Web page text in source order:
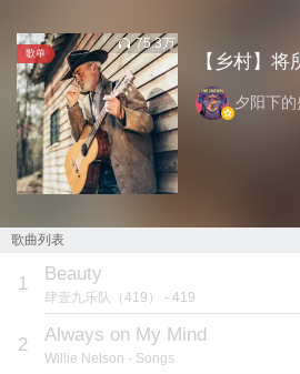
歌单
75.3万
【乡村】
夕阳下的
歌曲列表
1 Beauty
肆壹九乐队（419） - 419
2 Always on My Mind
Willie Nelson - Songs